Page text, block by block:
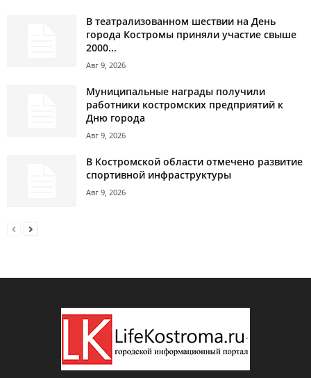
В театрализованном шествии на День
города Костромы приняли участие свыше
2000...
Авг 9, 2026
Муниципальные награды получили
работники костромских предприятий к
Дню города
Авг 9, 2026
В Костромской области отмечено развитие
спортивной инфраструктуры
Авг 9, 2026